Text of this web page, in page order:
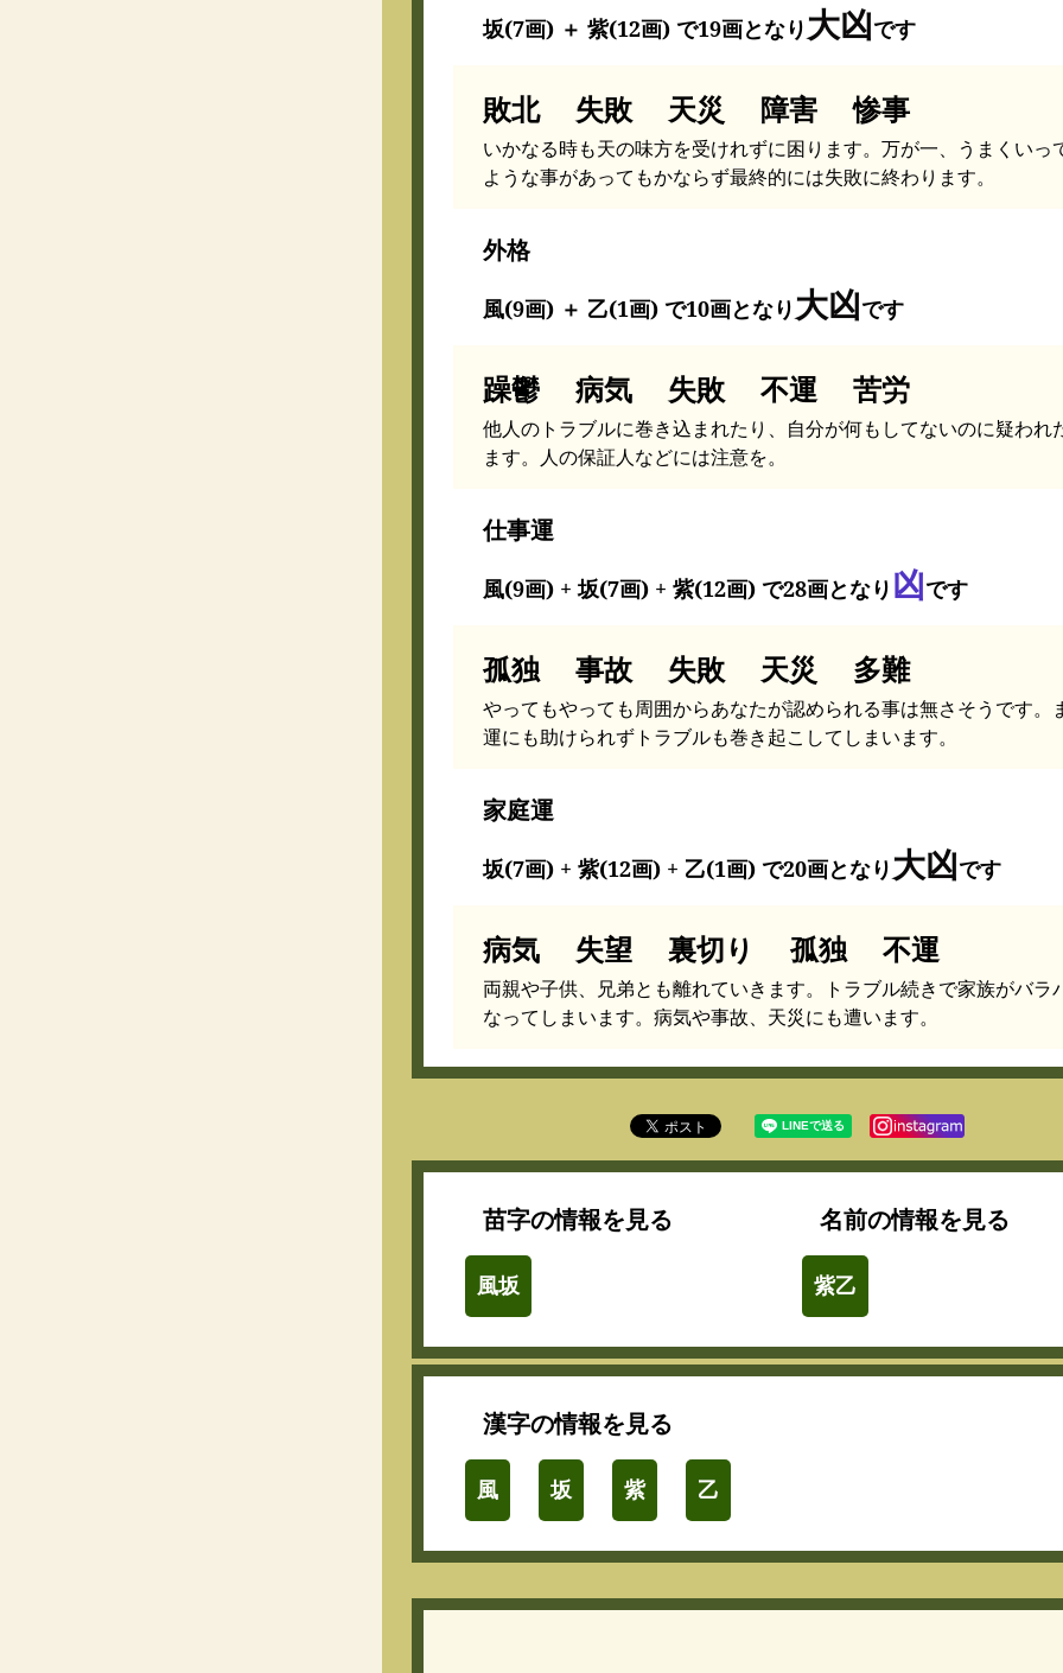
坂(7画) ＋ 紫(12画) で19画となり 大凶です
敗北 失敗 天災 障害 惨事
いかなる時も天の味方を受けれずに困ります。万が一、うまくいっ
ような事があってもかならず最終的には失敗に終わります。
外格
風(9画) ＋ 乙(1画) で10画となり 大凶です
躁鬱 病気 失敗 不運 苦労
他人のトラブルに巻き込まれたり、自分が何もしてないのに疑われ
ます。人の保証人などには注意を。
仕事運
風(9画) + 坂(7画) + 紫(12画) で28画となり 凶です
孤独 事故 失敗 天災 多難
やってもやっても周囲からあなたが認められる事は無さそうです。
運にも助けられずトラブルも巻き起こしてしまいます。
家庭運
坂(7画) + 紫(12画) + 乙(1画) で20画となり 大凶です
病気 失望 裏切り 孤独 不運
両親や子供、兄弟とも離れていきます。トラブル続きで家族がバラ
なってしまいます。病気や事故、天災にも遭います。
苗字の情報を見る
風坂
名前の情報を見る
紫乙
漢字の情報を見る
風 坂 紫 乙